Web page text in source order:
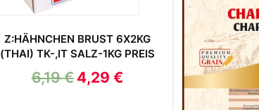
Z:HÄHNCHEN BRUST 6X2KG
(THAI) TK-,IT SALZ-1KG PREIS
6,19€ 4,29 €